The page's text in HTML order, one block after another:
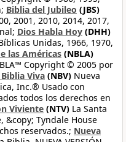
Biblia del Jubileo (JBS)
2001, 2010, 2014, 2017,
Dios Habla Hoy (DHH)
Unidas, 1966, 1970,
las Américas (NBLA)
Copyright © 2005 por
Viva (NBV) Nueva
Inc.® Usado con
todos los derechos en
Viviente (NTV) La Santa
&copy; Tyndale House
reservados.; Nueva